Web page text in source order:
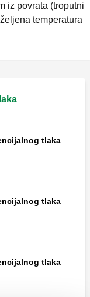
iz povrata (troputni
temperatura
tlaka
tlaka
tlaka